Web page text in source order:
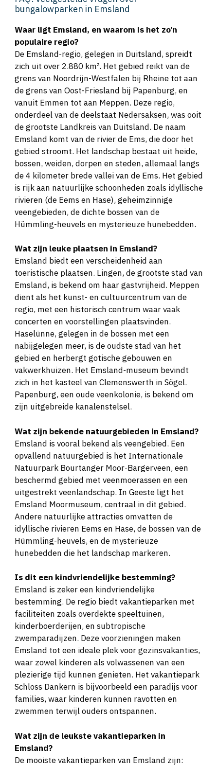
bungalowparken in Emsland
Waar ligt Emsland, en waarom is het zo’n
populaire regio?
De Emsland-regio, gelegen in Duitsland, spreidt
zich uit over 2.880 km². Het gebied reikt van de
grens van Noordrijn-Westfalen bij Rheine tot aan
de grens van Oost-Friesland bij Papenburg, en
vanuit Emmen tot aan Meppen​​. Deze regio,
onderdeel van de deelstaat Nedersaksen, was ooit
de grootste Landkreis van Duitsland​​. De naam
Emsland komt van de rivier de Ems, die door het
gebied stroomt. Het landschap bestaat uit heide,
bossen, weiden, dorpen en steden, allemaal langs
de 4 kilometer brede vallei van de Ems​​. Het gebied
is rijk aan natuurlijke schoonheden zoals idyllische
rivieren (de Eems en Hase), geheimzinnige
veengebieden, de dichte bossen van de
Hümmling-heuvels en mysterieuze hunebedden​​.
Wat zijn leuke plaatsen in Emsland?
Emsland biedt een verscheidenheid aan
toeristische plaatsen. Lingen, de grootste stad van
Emsland, is bekend om haar gastvrijheid. Meppen
dient als het kunst- en cultuurcentrum van de
regio, met een historisch centrum waar vaak
concerten en voorstellingen plaatsvinden.
Haselünne, gelegen in de bossen met een
nabijgelegen meer, is de oudste stad van het
gebied en herbergt gotische gebouwen en
vakwerkhuizen. Het Emsland-museum bevindt
zich in het kasteel van Clemenswerth in Sögel.
Papenburg, een oude veenkolonie, is bekend om
zijn uitgebreide kanalenstelsel​​.
Wat zijn bekende natuurgebieden in Emsland?
Emsland is vooral bekend als veengebied. Een
opvallend natuurgebied is het Internationale
Natuurpark Bourtanger Moor-Bargerveen, een
beschermd gebied met veenmoerassen en een
uitgestrekt veenlandschap. In Geeste ligt het
Emsland Moormuseum, centraal in dit gebied​​.
Andere natuurlijke attracties omvatten de
idyllische rivieren Eems en Hase, de bossen van de
Hümmling-heuvels, en de mysterieuze
hunebedden die het landschap markeren​​.
Is dit een kindvriendelijke bestemming?
Emsland is zeker een kindvriendelijke
bestemming. De regio biedt vakantieparken met
faciliteiten zoals overdekte speeltuinen,
kinderboerderijen, en subtropische
zwemparadijzen. Deze voorzieningen maken
Emsland tot een ideale plek voor gezinsvakanties,
waar zowel kinderen als volwassenen van een
plezierige tijd kunnen genieten​​. Het vakantiepark
Schloss Dankern is bijvoorbeeld een paradijs voor
families, waar kinderen kunnen ravotten en
zwemmen terwijl ouders ontspannen​​.
Wat zijn de leukste vakantieparken in
Emsland?
De mooiste vakantieparken van Emsland zijn: